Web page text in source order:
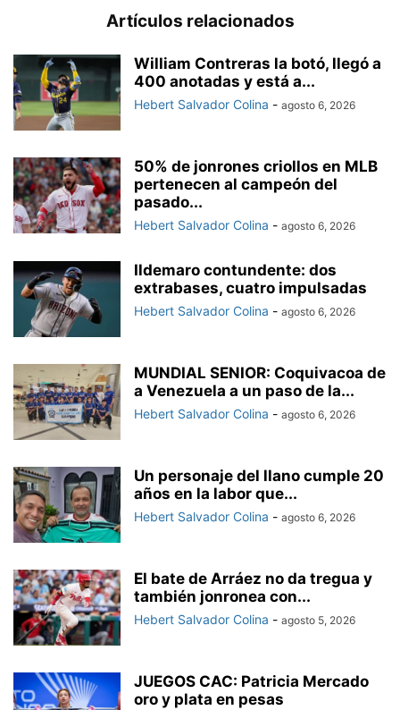
Artículos relacionados
William Contreras la botó, llegó a
400 anotadas y está a...
Hebert Salvador Colina - agosto 6, 2026
50% de jonrones criollos en MLB
pertenecen al campeón del
pasado...
Hebert Salvador Colina - agosto 6, 2026
Ildemaro contundente: dos
extrabases, cuatro impulsadas
Hebert Salvador Colina - agosto 6, 2026
MUNDIAL SENIOR: Coquivacoa de
a Venezuela a un paso de la...
Hebert Salvador Colina - agosto 6, 2026
Un personaje del llano cumple 20
años en la labor que...
Hebert Salvador Colina - agosto 6, 2026
El bate de Arráez no da tregua y
también jonronea con...
Hebert Salvador Colina - agosto 5, 2026
JUEGOS CAC: Patricia Mercado
oro y plata en pesas